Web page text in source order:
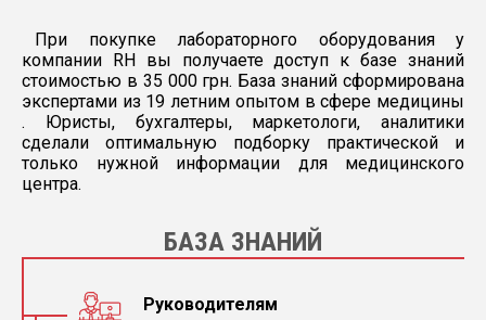
При покупке лабораторного оборудования у
компании RH вы получаете доступ к базе знаний
стоимостью в 35 000 грн. База знаний сформирована
экспертами из 19 летним опытом в сфере медицины
. Юристы, бухгалтеры, маркетологи, аналитики
сделали оптимальную подборку практической и
только нужной информации для медицинского
центра.
БАЗА ЗНАНИЙ
Руководителям